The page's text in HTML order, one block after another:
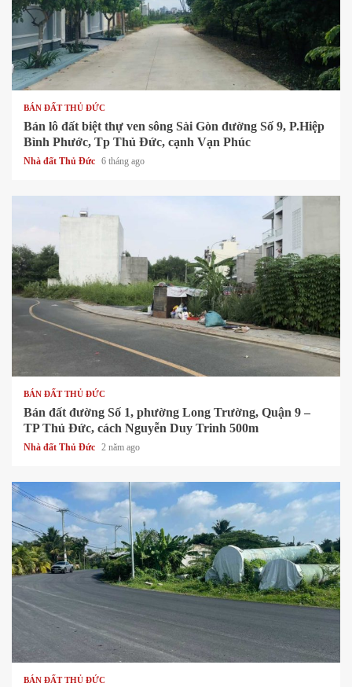
1 min read
BÁN ĐẤT THỦ ĐỨC
Bán lô đất biệt thự ven sông Sài Gòn đường Số 9, P.Hiệp
Bình Phước, Tp Thủ Đức, cạnh Vạn Phúc
Nhà đất Thủ Đức 6 tháng ago
BÁN ĐẤT THỦ ĐỨC
Bán đất đường Số 1, phường Long Trường, Quận 9 –
TP Thủ Đức, cách Nguyễn Duy Trinh 500m
Nhà đất Thủ Đức 2 năm ago
1 min read
BÁN ĐẤT THỦ ĐỨC